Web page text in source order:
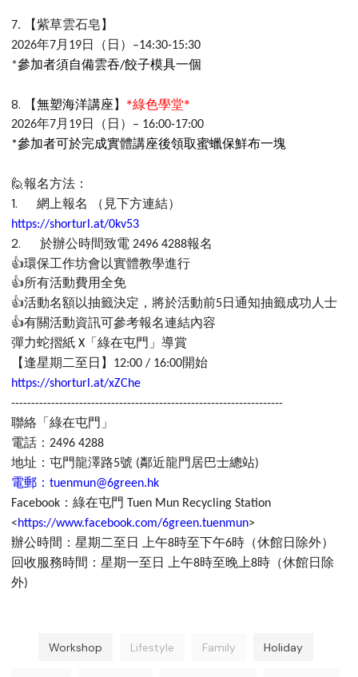
7. 【紫草雲石皂】
2026年7月 19日（日） –14:30-15:30
*參加者須自備雲吞/餃子模具一個
8. 【無塑海洋講座 】 *綠色學堂*
2026年7月 19日（日） – 16:00-17:00
*參加者可於完成實體講座後領取蜜蠟保鮮布一塊
🙋報名方法：
1. 網上報名 （見下方連結）
https://shorturl.at/0kv53
2. 於辦公時間致電 2496 4288報名
👍環保工作坊會以實體教學進行
👍所有活動費用全免
👍活動名額以抽籤決定，將於活動前5日通知抽籤成功人士
👍有關活動資訊可參考報名連結內容
彈力蛇摺紙 X 「綠在屯門」導賞
【逢星期二至日】 12:00 / 16:00開始
https://shorturl.at/xZChe
--------------------------------------------------------------------
聯絡「綠在屯門」
電話： 2496 4288
地址：屯門龍澤路5號 (鄰近龍門居巴士總站)
電郵： tuenmun@6green.hk
Facebook ：綠在屯門 Tuen Mun Recycling Station
<https://www.facebook.com/6green.tuenmun>
辦公時間：星期二至日 上午8時至下午6時（休館日除外）
回收服務時間：星期一至日
上午8時至晚上8時（休館日除
外)
Workshop Lifestyle Family Holiday